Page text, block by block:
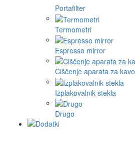
Portafilter
Termometri
Espresso mirror
Čiščenje aparata za kavo
Izplakovalnik stekla
Drugo